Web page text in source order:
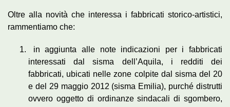
Oltre alla novità che interessa i fabbricati storico-artistici,
rammentiamo che:
in aggiunta alle note indicazioni per i fabbricati
interessati dal sisma dell’Aquila, i redditi dei
fabbricati, ubicati nelle zone colpite dal sisma del 20
e del 29 maggio 2012 (sisma Emilia), purché distrutti
ovvero oggetto di ordinanze sindacali di sgombero,